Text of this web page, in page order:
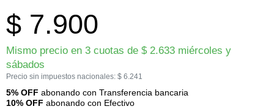
$ 7.900
Mismo precio en 3 cuotas de $2.633 miércoles y
sábados
Precio sin impuestos nacionales: $ 6.241
5% OFF abonando con Transferencia bancaria
10% OFF abonando con Efectivo